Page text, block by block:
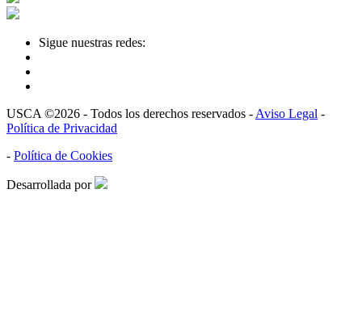
Sigue nuestras redes:
USCA ©2026 - Todos los derechos reservados - Aviso Legal -
Política de Privacidad
- Política de Cookies
Desarrollada por